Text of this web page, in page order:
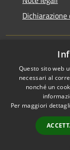
RSS
Accessibilità
Privacy
Mappa del sito
Amministrazione
trasparente fino
Questo sito web
necessari al
nonché un
Per maggiori